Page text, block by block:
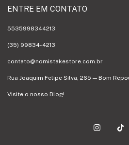
ENTRE EM CONTATO
5535998344213
(35) 99834-4213
contato@nomistakestore.com.br
Rua Joaquim Felipe Silva, 265 — Bom
Visite o nosso Blog!